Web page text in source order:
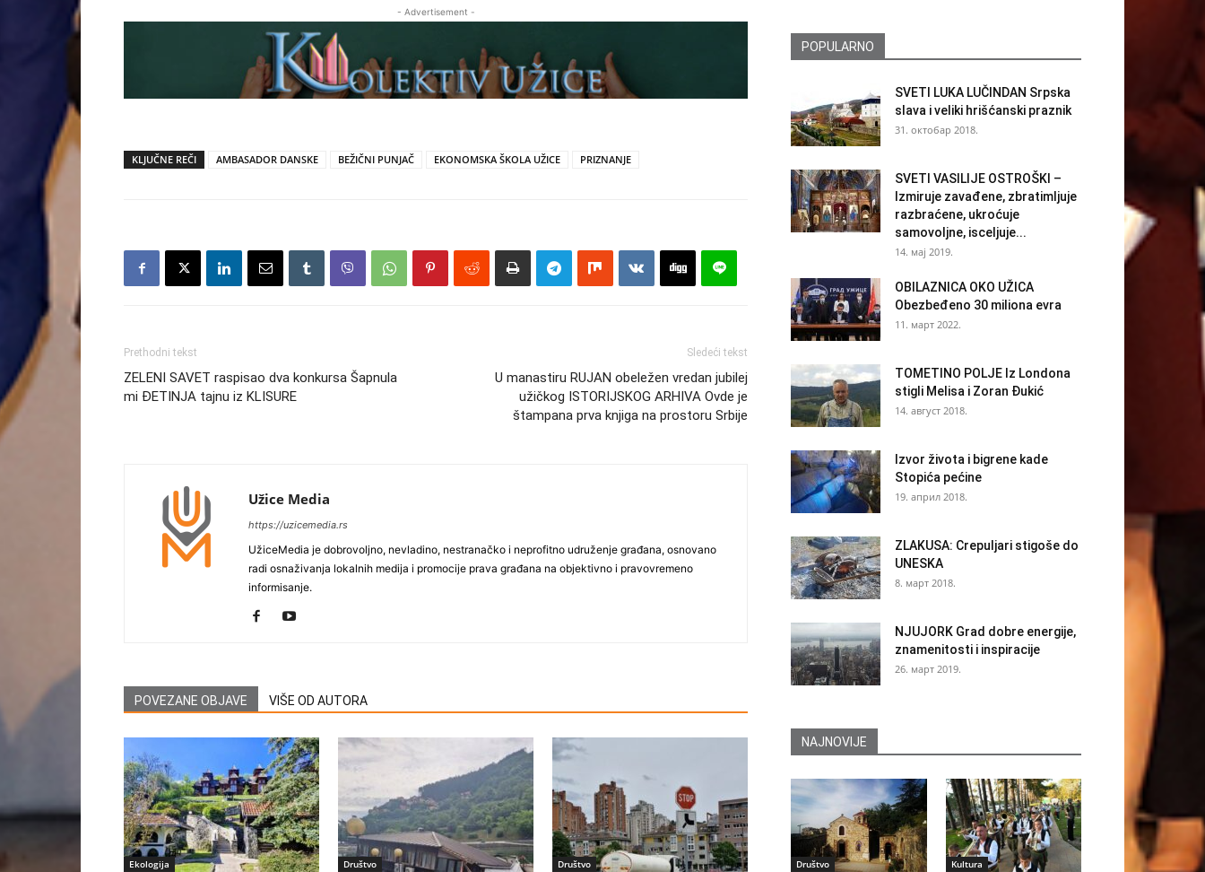
- Advertisement -
KLJUČNE REČI AMBASADOR DANSKE BEŽIČNI PUNJAČ EKONOMSKA ŠKOLA UŽICE PRIZNANJE
Prethodni tekst
ZELENI SAVET raspisao dva konkursa Šapnula
mi ĐETINJA tajnu iz KLISURE
Sledeći tekst
U manastiru RUJAN obeležen vredan jubilej
užičkog ISTORIJSKOG ARHIVA Ovde je
štampana prva knjiga na prostoru Srbije
Užice Media
https://uzicemedia.rs
UžiceMedia je dobrovoljno, nevladino, nestranačko i neprofitno udruženje građana, osnovano
radi osnaživanja lokalnih medija i promocije prava građana na objektivno i pravovremeno
informisanje.
POVEZANE OBJAVE VIŠE OD AUTORA
Ekologija Društvo Društvo
POPULARNO
SVETI LUKA LUČINDAN Srpska
slava i veliki hrišćanski praznik
31. октобар 2018.
SVETI VASILIJE OSTROŠKI –
Izmiruje zavađene, zbratimljuje
razbraćene, ukroćuje
samovoljne, isceljuje...
14. мај 2019.
OBILAZNICA OKO UŽICA
Obezbeđeno 30 miliona evra
11. март 2022.
TOMETINO POLJE Iz Londona
stigli Melisa i Zoran Đukić
14. август 2018.
Izvor života i bigrene kade
Stopića pećine
19. април 2018.
ZLAKUSA: Crepuljari stigoše do
UNESKA
8. март 2018.
NJUJORK Grad dobre energije,
znamenitosti i inspiracije
26. март 2019.
NAJNOVIJE
Društvo Kultura